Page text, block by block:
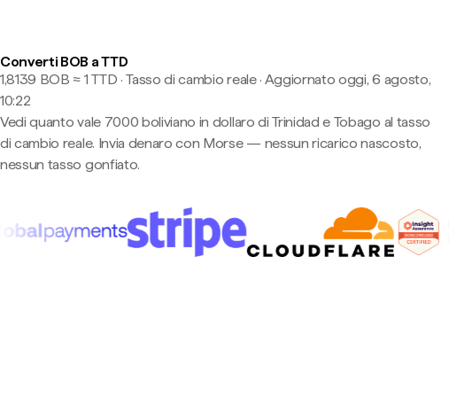
Converti BOB a TTD
1,8139 BOB ≈ 1 TTD · Tasso di cambio reale· Aggiornato oggi, 6 agosto,
10:22
Vedi quanto vale 7000 boliviano in dollaro di Trinidad e Tobago al tasso
di cambio reale. Invia denaro con Morse — nessun ricarico nascosto,
nessun tasso gonfiato.